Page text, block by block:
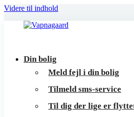
Videre til indhold
Vapnagaard
BoligerDin bolig
Meld fejl i din bolig
Tilmeld sms-service
Til dig der lige er